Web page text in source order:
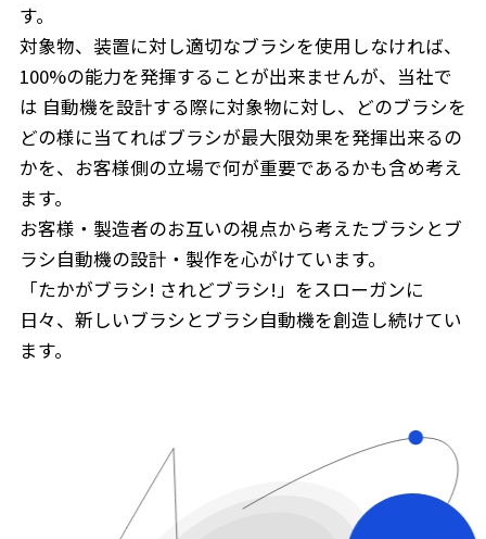
す。
対象物、装置に対し適切なブラシを使用しなければ、
100%の能力を発揮することが出来ませんが、 当社で
は 自動機を設計する際に対象物に対し、 どのブラシを
どの様に当てればブラシが最大限効果を発揮出来るの
かを、 お客様側の立場で何が重要であるかも含め考え
ます。
お客様・製造者のお互いの視点から考えたブラシとブ
ラシ自動機の設計・製作を心がけています。
「たかがブラシ! されどブラシ!」をスローガンに
日々、 新しいブラシとブラシ自動機を創造し続けてい
ます。